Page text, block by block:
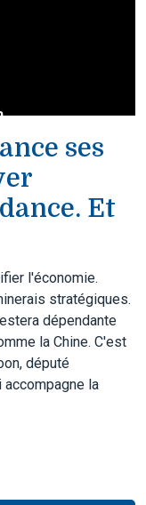
ses
Et
l'économie.
stratégiques.
dépendante
la Chine. C'est
député
accompagne la